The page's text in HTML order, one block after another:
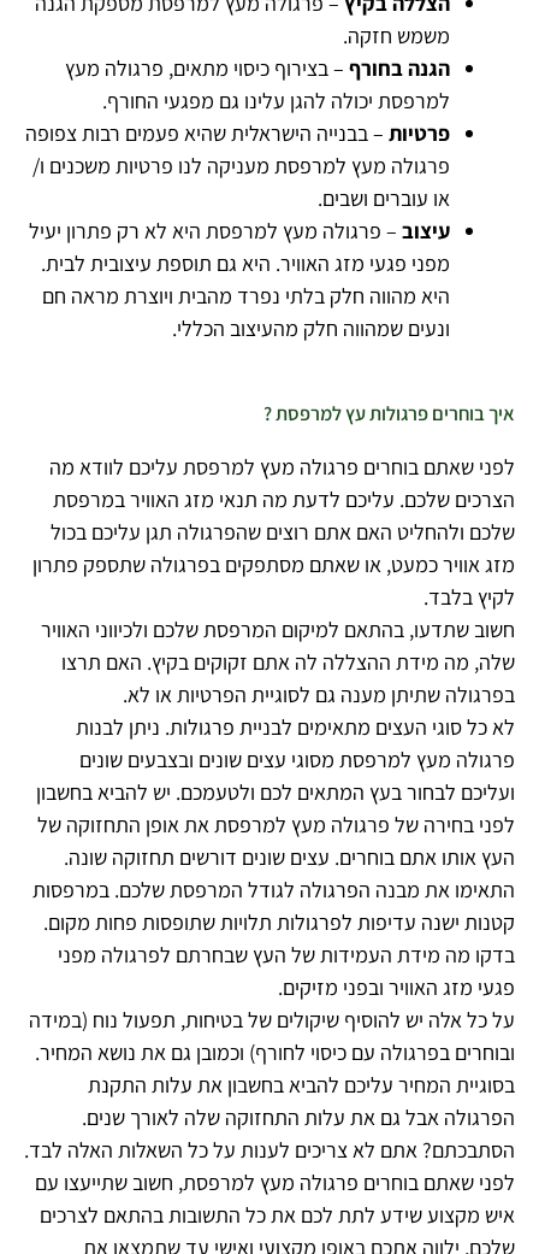
משמש חזקה.
הגנה בחורף – בצירוף כיסוי מתאים, פרגולה מעץ
למרפסת יכולה להגן עלינו גם מפגעי החורף.
פרטיות – בבנייה הישראלית שהיא פעמים רבות צפופה
פרגולה מעץ למרפסת מעניקה לנו פרטיות משכנים ו/
או עוברים ושבים.
עיצוב – פרגולה מעץ למרפסת היא לא רק פתרון יעיל
מפני פגעי מזג האוויר. היא גם תוספת עיצובית לבית.
היא מהווה חלק בלתי נפרד מהבית ויוצרת מראה חם
ונעים שמהווה חלק מהעיצוב הכללי.
איך בוחרים פרגולות עץ למרפסת ?
לפני שאתם בוחרים פרגולה מעץ למרפסת עליכם לוודא מה
הצרכים שלכם. עליכם לדעת מה תנאי מזג האוויר במרפסת
שלכם ולהחליט האם אתם רוצים שהפרגולה תגן עליכם בכול
מזג אוויר כמעט, או שאתם מסתפקים בפרגולה שתספק פתרון
לקיץ בלבד.
חשוב שתדעו, בהתאם למיקום המרפסת שלכם ולכיווני האוויר
שלה, מה מידת ההצללה לה אתם זקוקים בקיץ. האם תרצו
בפרגולה שתיתן מענה גם לסוגיית הפרטיות או לא.
לא כל סוגי העצים מתאימים לבניית פרגולות. ניתן לבנות
פרגולה מעץ למרפסת מסוגי עצים שונים ובצבעים שונים
ועליכם לבחור בעץ המתאים לכם ולטעמכם. יש להביא בחשבון
לפני בחירה של פרגולה מעץ למרפסת את אופן התחזוקה של
העץ אותו אתם בוחרים. עצים שונים דורשים תחזוקה שונה.
התאימו את מבנה הפרגולה לגודל המרפסת שלכם. במרפסות
קטנות ישנה עדיפות לפרגולות תלויות שתופסות פחות מקום.
בדקו מה מידת העמידות של העץ שבחרתם לפרגולה מפני
פגעי מזג האוויר ובפני מזיקים.
על כל אלה יש להוסיף שיקולים של בטיחות, תפעול נוח (במידה
ובוחרים בפרגולה עם כיסוי לחורף) וכמובן גם את נושא המחיר.
בסוגיית המחיר עליכם להביא בחשבון את עלות התקנת
הפרגולה אבל גם את עלות התחזוקה שלה לאורך שנים.
הסתבכתם? אתם לא צריכים לענות על כל השאלות האלה לבד.
לפני שאתם בוחרים פרגולה מעץ למרפסת, חשוב שתייעצו עם
איש מקצוע שידע לתת לכם את כל התשובות בהתאם לצרכים
שלכם, ילווה אתכם באופן מקצועי ואישי עד שתמצאו את